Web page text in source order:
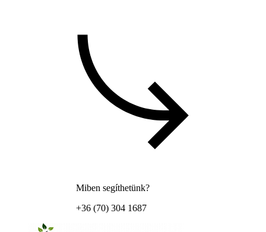
Miben segíthetünk?
+36 (70) 304 1687